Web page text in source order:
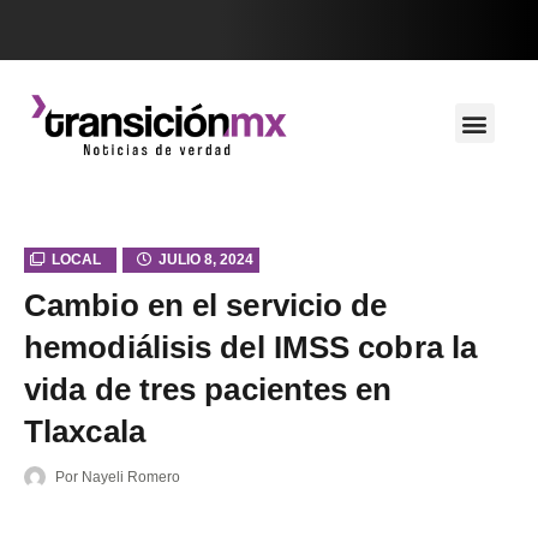
LOCAL JULIO 8, 2024
Cambio en el servicio de
hemodiálisis del IMSS cobra la
vida de tres pacientes en
Tlaxcala
Por Nayeli Romero